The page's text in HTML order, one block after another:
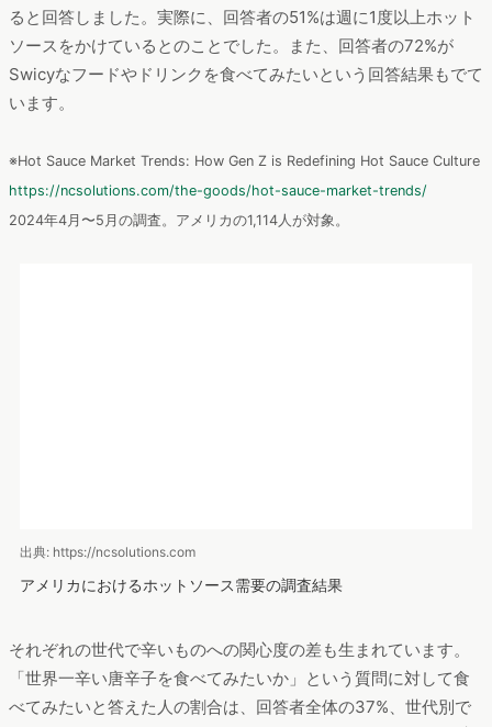
ると回答しました。実際に、回答者の51%は週に1度以上ホット
ソースをかけているとのことでした。また、回答者の72%が
Swicyなフードやドリンクを食べてみたいという回答結果もでて
います。
※Hot Sauce Market Trends: How Gen Z is Redefining Hot Sauce Culture
https://ncsolutions.com/the-goods/hot-sauce-market-trends/
2024年4月〜5月の調査。アメリカの1,114人が対象。
出典: https://ncsolutions.com
それぞれの世代で辛いものへの関心度の差も生まれています。
「世界一辛い唐辛子を食べてみたいか」という質問に対して食